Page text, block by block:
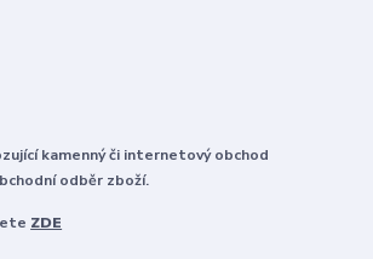
kamenný či internetový obchod
odběr zboží.
ZDE